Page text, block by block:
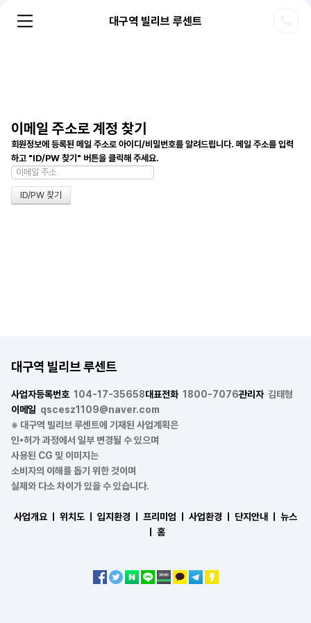
대구역 빌리브 루센트
이메일 주소로 계정 찾기
회원정보에 등록된 메일 주소로 아이디/비밀번호를 알려드립니다. 메일 주소를 입력
하고 "ID/PW 찾기" 버튼을 클릭해 주세요.
대구역 빌리브 루센트
사업자등록번호 104-17-35658대표전화 1800-7076관리자 김태형
이메일 qscesz1109@naver.com
※ 대구역 빌리브 루센트에 기재된 사업계획은
인•허가 과정에서 일부 변경될 수 있으며
사용된 CG 및 이미지는
소비자의 이해를 돕기 위한 것이며
실제와 다소 차이가 있을 수 있습니다.
사업개요 ㅣ 위치도 ㅣ 입지환경 ㅣ 프리미엄 ㅣ 사업환경 ㅣ 단지안내 ㅣ
뉴스
홈